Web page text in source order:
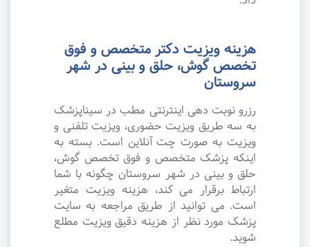
هزینه ویزیت دکتر متخصص و فوق
تخصص گوش، حلق و بینی در شهر
سروستان
رزرو نوبت دهی اینترنتی مطب در سیناپزشک
به سه طریق ویزیت حضوری، ویزیت تلفنی و
ویزیت به صورت چت آنلاین است. بسته به
اینکه پزشک متخصص و فوق تخصص گوش،
حلق و بینی در شهر سروستان چگونه با شما
ارتباط برقرار می کند، هزینه ویزیت متغیر
است. می توانید از طریق مراجعه به سایت
پزشک مورد نظر از هزینه دقیق ویزیت مطلع
شوید.